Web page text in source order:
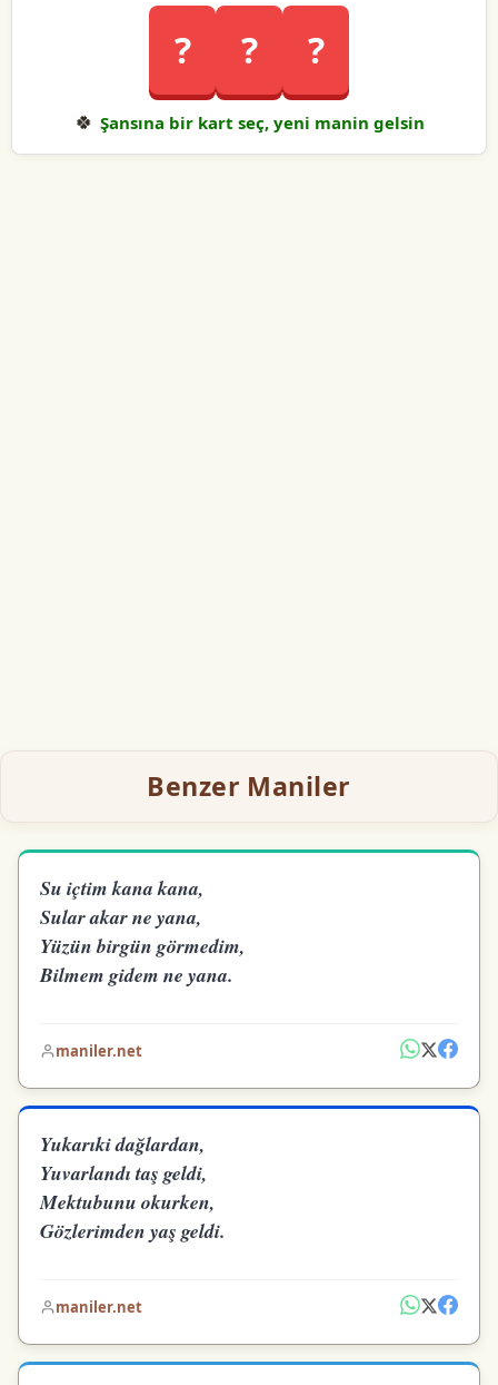
? ? ?
🍀 Şansına bir kart seç, yeni manin gelsin
Benzer Maniler
Su içtim kana kana,
Sular akar ne yana,
Yüzün birgün görmedim,
Bilmem gidem ne yana.
maniler.net
Yukarıki dağlardan,
Yuvarlandı taş geldi,
Mektubunu okurken,
Gözlerimden yaş geldi.
maniler.net